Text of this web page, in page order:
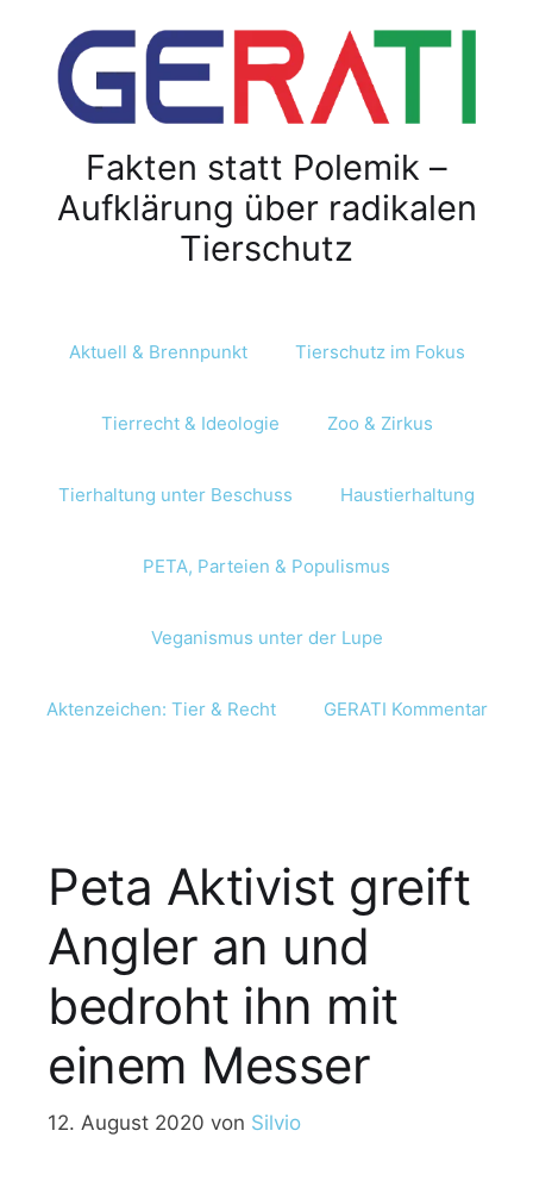
Fakten statt Polemik –
Aufklärung über radikalen
Tierschutz
Aktuell & Brennpunkt Tierschutz im Fokus
Tierrecht & Ideologie Zoo & Zirkus
Tierhaltung unter Beschuss Haustierhaltung
PETA, Parteien & Populismus
Veganismus unter der Lupe
Aktenzeichen: Tier & Recht GERATI Kommentar
Peta Aktivist greift
Angler an und
bedroht ihn mit
einem Messer
12. August 2020 von Silvio